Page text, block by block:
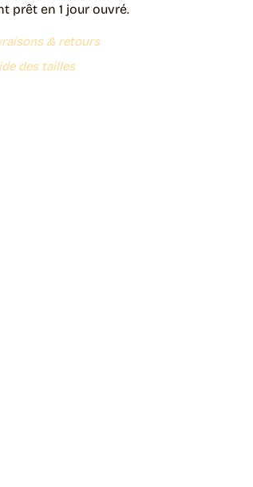
prêt en 1 jour ouvré.
& retours
des tailles